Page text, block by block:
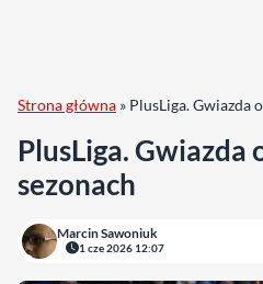
Strona główna » PlusLiga. Gwiazda
PlusLiga. Gwiazda
sezonach
Marcin Sawoniuk
1 cze 2026 12:07